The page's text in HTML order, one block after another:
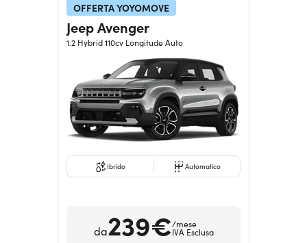
OFFERTA YOYOMOVE
Jeep Avenger
1.2 Hybrid 110cv Longitude Auto
Ibrido Automatico
da239€/mese
IVA Esclusa